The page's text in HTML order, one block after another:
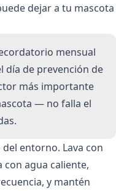
dejar a tu mascota
mensual
día de prevención de
más importante
— no falla el
entorno. Lava con
agua caliente,
y mantén